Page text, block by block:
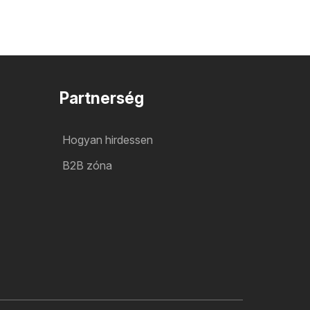
Partnerség
Hogyan hirdessen
B2B zóna